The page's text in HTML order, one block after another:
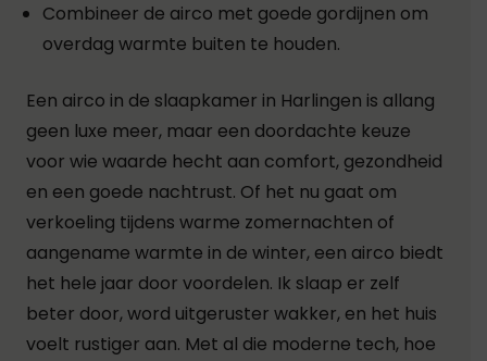
Combineer de airco met goede gordijnen om
overdag warmte buiten te houden.
Een airco in de slaapkamer in Harlingen is allang
geen luxe meer, maar een doordachte keuze
voor wie waarde hecht aan comfort, gezondheid
en een goede nachtrust. Of het nu gaat om
verkoeling tijdens warme zomernachten of
aangename warmte in de winter, een airco biedt
het hele jaar door voordelen. Ik slaap er zelf
beter door, word uitgeruster wakker, en het huis
voelt rustiger aan. Met al die moderne tech, hoe